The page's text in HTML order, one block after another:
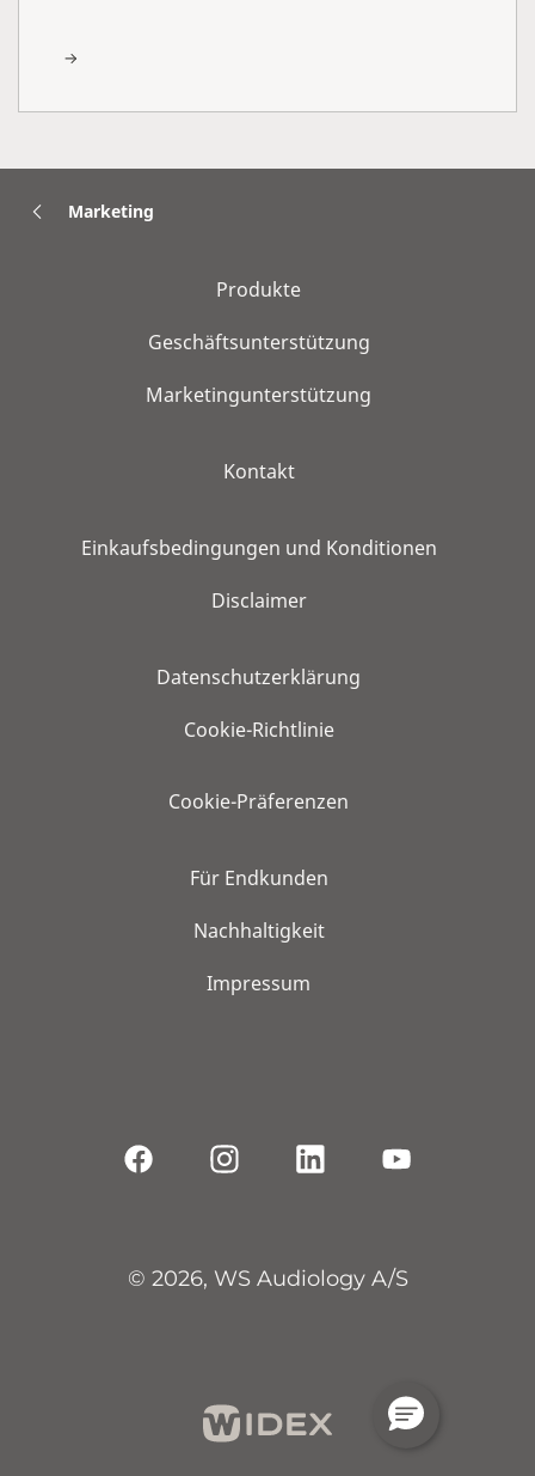
Marketing
Produkte
Geschäftsunterstützung
Marketingunterstützung
Kontakt
Einkaufsbedingungen und Konditionen
Disclaimer
Datenschutzerklärung
Cookie-Richtlinie
Cookie-Präferenzen
Für Endkunden
Nachhaltigkeit
Impressum
© 2026, WS Audiology A/S